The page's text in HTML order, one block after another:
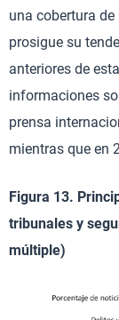
una cobertura
prosigue su
anteriores de
informaciones
prensa
mientras que en
Figura 13.
tribunales y
múltiple)